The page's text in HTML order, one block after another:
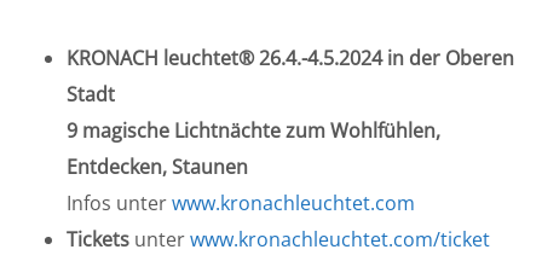
KRONACH leuchtet® 26.4.-4.5.2024 in der Oberen
Stadt
9 magische Lichtnächte zum Wohlfühlen,
Entdecken, Staunen
Infos unterwww.kronachleuchtet.com
Tickets unterwww.kronachleuchtet.com/ticket